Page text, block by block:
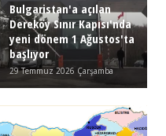
Bulgaristan'a açılan
Dereköy Sınır Kapısı'nda
yeni dönem 1 Ağustos'ta
başlıyor
29 Temmuz 2026 Çarşamba